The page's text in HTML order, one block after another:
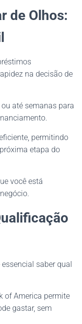
de Olhos:
na decisão de
até semanas para
permitindo
etapa do
você está
saber qual
of America permite
gastar, sem